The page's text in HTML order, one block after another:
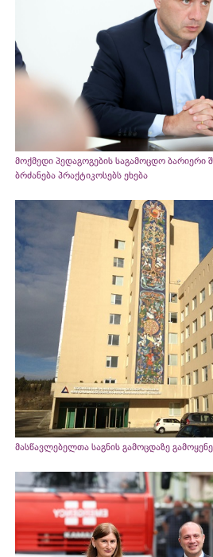
მოქმედი პედაგოგების საგამოცდო ბარიერი
ბრძანება პრაქტიკოსებს ეხება
მასწავლებელთა საგნის გამოცდაზე